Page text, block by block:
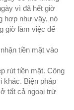
vì đã hết giờ
hợp như vậy, nó
giờ làm việc để
tiền mặt vào
rút tiền mặt. Công
Biện pháp
tất cả ngoại trừ